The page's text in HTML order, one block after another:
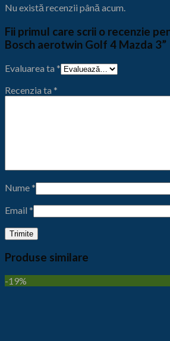
Nu există recenzii până acum.
Fii primul care scrii o recenzie
Bosch aerotwin Golf 4 Mazda 3”
Evaluarea ta *
Recenzia ta *
Nume*
Email *
Produse similare
-19%